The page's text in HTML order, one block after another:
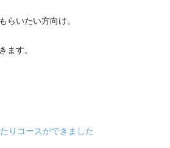
らいたい方向け。
ます。
りコースができました